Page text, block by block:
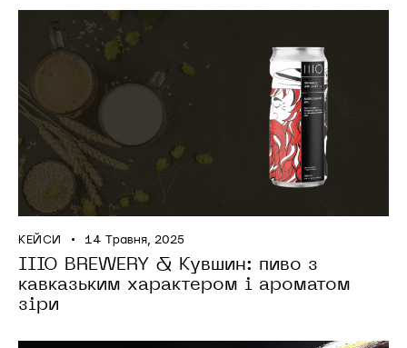
КЕЙСИ 14 Травня, 2025
IIIO BREWERY & Кувшин: пиво з
кавказьким характером і ароматом
зіри